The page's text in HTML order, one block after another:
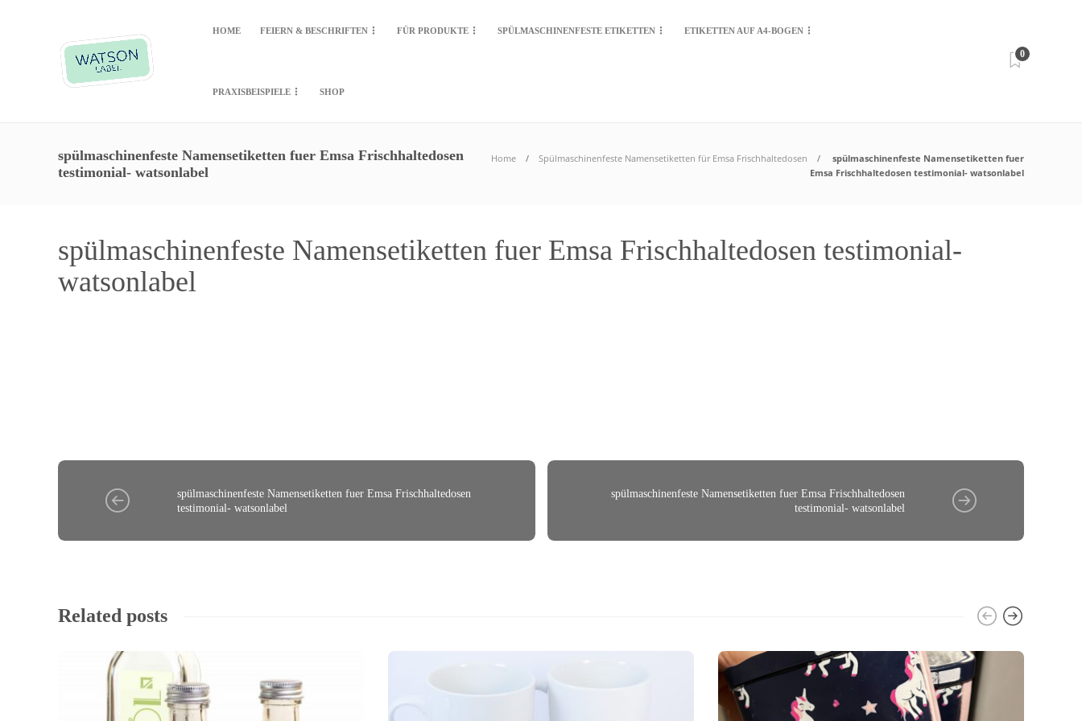
HOME FEIERN & BESCHRIFTEN FÜR PRODUKTE SPÜLMASCHINENFESTE ETIKETTEN ETIKETTEN AUF A4-BOGEN
PRAXISBEISPIELE SHOP
0
spülmaschinenfeste Namensetiketten fuer Emsa Frischhaltedosen
testimonial- watsonlabel
Home Spülmaschinenfeste Namensetiketten für Emsa Frischhaltedosen
spülmaschinenfeste Namensetiketten fuer
Emsa Frischhaltedosen testimonial- watsonlabel
spülmaschinenfeste Namensetiketten fuer Emsa Frischhaltedosen testimonial-
watsonlabel
spülmaschinenfeste Namensetiketten fuer Emsa Frischhaltedosen
testimonial- watsonlabel
spülmaschinenfeste Namensetiketten fuer Emsa Frischhaltedosen
testimonial- watsonlabel
Related posts